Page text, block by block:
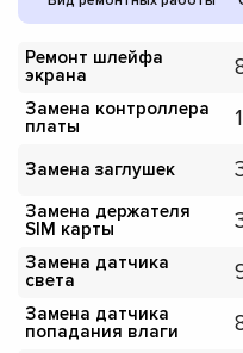
Ремонт шлейфа
экрана
Замена контроллера
платы
Замена заглушек
Замена держателя
SIM карты
Замена датчика
света
Замена датчика
попадания влаги